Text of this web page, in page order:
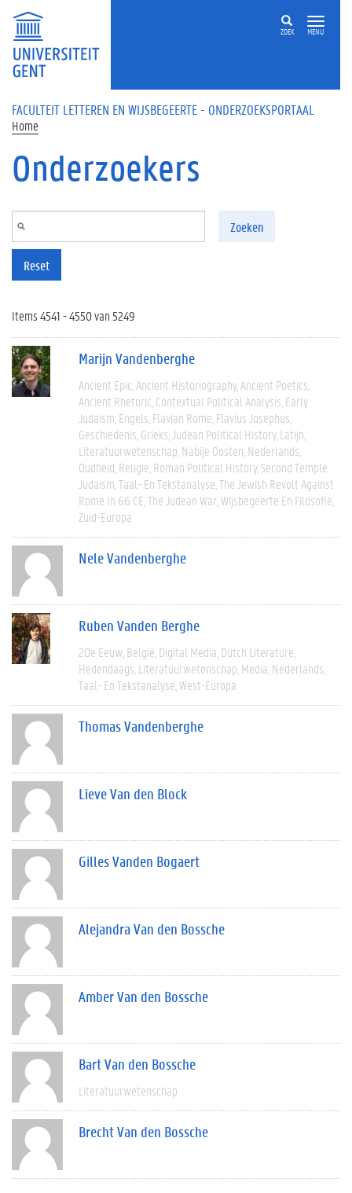
Overslaan en naar de inhoud gaan
ZOEK MENU
FACULTEIT LETTEREN EN WIJSBEGEERTE - ONDERZOEKSPORTAAL
Home
Onderzoekers
Zoeken
Reset
Items 4541 - 4550 van 5249
Marijn Vandenberghe
Ancient Epic Ancient Historiography Ancient Poetics
Ancient Rhetoric Contextual Political Analysis Early
Judaism Engels Flavian Rome Flavius Josephus
Geschiedenis Grieks Judean Political History Latijn
Literatuurwetenschap Nabije Oosten Nederlands
Oudheid Religie Roman Political History Second Temple
Judaism Taal- En Tekstanalyse The Jewish Revolt Against
Rome In 66 CE The Judean War Wijsbegeerte En Filosofie
Zuid-Europa
Nele Vandenberghe
Ruben Vanden Berghe
20e Eeuw België Digital Media Dutch Literature
Hedendaags Literatuurwetenschap Media Nederlands
Taal- En Tekstanalyse West-Europa
Thomas Vandenberghe
Lieve Van den Block
Gilles Vanden Bogaert
Alejandra Van den Bossche
Amber Van den Bossche
Bart Van den Bossche
Literatuurwetenschap
Brecht Van den Bossche